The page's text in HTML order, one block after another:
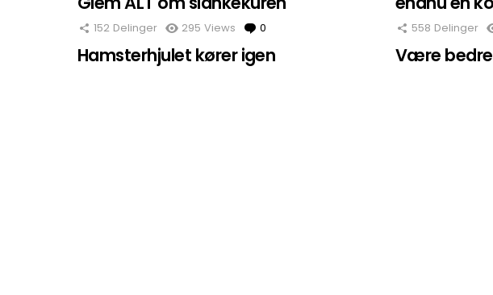
152 Delinger 295 Views 0
Hamsterhjulet kører igen
558 Delinger
Være